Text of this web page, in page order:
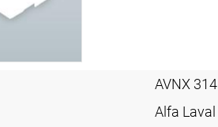
AVNX 314
Alfa Laval